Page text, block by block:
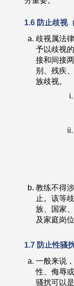
1.6 防止歧视
歧视属法
予以歧视
接和间接
别、残疾
族歧视。
教练不得
止。该等
族、国家
及家庭岗
1.7 防止性骚
一般来说
性、侮辱
骚扰可以